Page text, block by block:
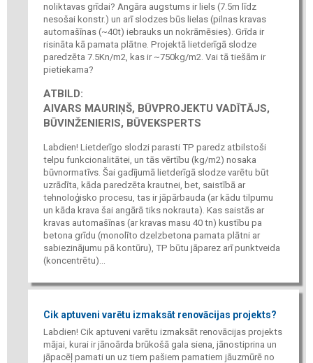
noliktavas grīdai? Angāra augstums ir liels (7.5m līdz
nesošai konstr.) un arī slodzes būs lielas (pilnas kravas
automašīnas (~40t) iebrauks un nokrāmēsies). Grīda ir
risināta kā pamata plātne. Projektā lietderīgā slodze
paredzēta 7.5Kn/m2, kas ir ~750kg/m2. Vai tā tiešām ir
pietiekama?
ATBILD:
AIVARS MAURIŅŠ, BŪVPROJEKTU VADĪTĀJS,
BŪVINŽENIERIS, BŪVEKSPERTS
Labdien! Lietderīgo slodzi parasti TP paredz atbilstoši
telpu funkcionalitātei, un tās vērtību (kg/m2) nosaka
būvnormatīvs. Šai gadījumā lietderīgā slodze varētu būt
uzrādīta, kāda paredzēta krautnei, bet, saistībā ar
tehnoloģisko procesu, tas ir jāpārbauda (ar kādu tilpumu
un kāda krava šai angārā tiks nokrauta). Kas saistās ar
kravas automašīnas (ar kravas masu 40 tn) kustību pa
betona grīdu (monolīto dzelzbetona pamata plātni ar
sabiezinājumu pā kontūru), TP būtu jāparez arī punktveida
(koncentrētu)...
Cik aptuveni varētu izmaksāt renovācijas projekts?
Labdien! Cik aptuveni varētu izmaksāt renovācijas projekts
mājai, kurai ir jānoārda brūkošā gala siena, jānostiprina un
jāpacēļ pamati un uz tiem pašiem pamatiem jāuzmūrē no